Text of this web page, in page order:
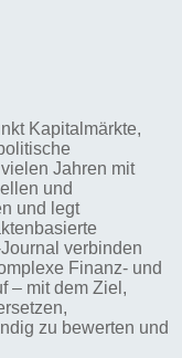
Kapitalmärkte,
Jahren mit
und
und legt
verbinden
Finanz- und
– mit dem Ziel,
zu bewerten und